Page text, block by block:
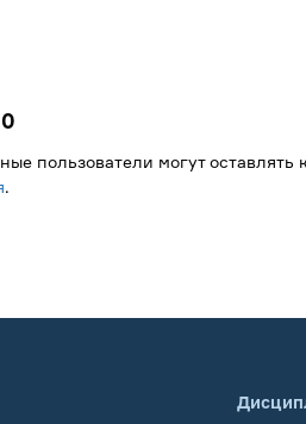
0
пользователи могут
.